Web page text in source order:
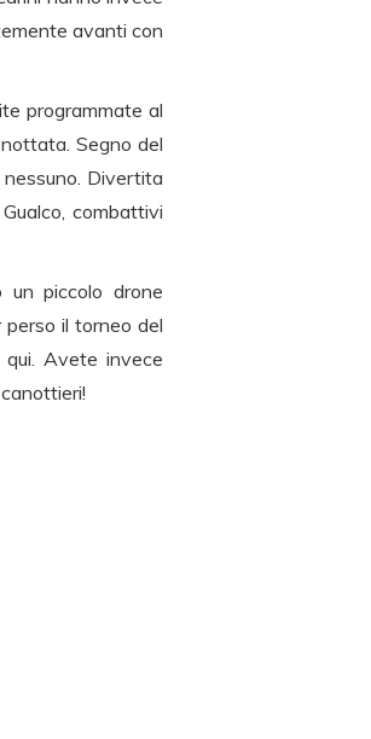
avanti con
programmate al
Segno del
Divertita
combattivi
piccolo drone
il torneo del
Avete invece